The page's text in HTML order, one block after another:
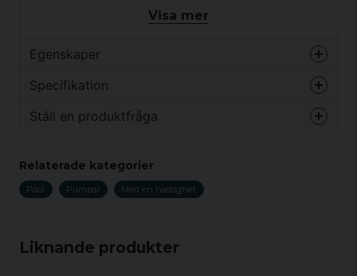
Liknande produkter
var och en erbjuder verklig nominell effekt och
innehåller många tekniska funktioner som
tillförlitlighet.
Mekanisk tätning - Lämplig för ett brett spektrum
havsvatten
rekommenderas för installation ovan jord, t.ex.
spabad.
(P1)
Visa mer
Egenskaper
Vikt
Specifikation
Vikt
Ställ en produktfråga
Fråga oss något om denna produkten...
Namn
Relaterade kategorier
Pool Pumpar Med en hastighet